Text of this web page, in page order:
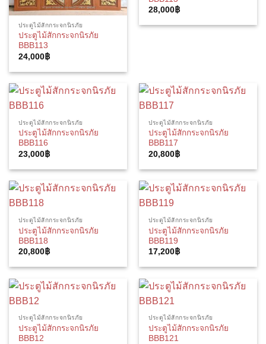
ประตูไม้สักกระจกนิรภัย
ประตูไม้สักกระจกนิรภัย
BBB113
24,000฿
28,000 ฿
ประตูไม้สักกระจกนิรภัย
ประตูไม้สักกระจกนิรภัย
BBB116
23,000 ฿
ประตูไม้สักกระจกนิรภัย
ประตูไม้สักกระจกนิรภัย
BBB117
20,800 ฿
ประตูไม้สักกระจกนิรภัย
ประตูไม้สักกระจกนิรภัย
BBB118
20,800 ฿
ประตูไม้สักกระจกนิรภัย
ประตูไม้สักกระจกนิรภัย
BBB119
17,200 ฿
ประตูไม้สักกระจกนิรภัย
ประตูไม้สักกระจกนิรภัย
BBB12
ประตูไม้สักกระจกนิรภัย
ประตูไม้สักกระจกนิรภัย
BBB121